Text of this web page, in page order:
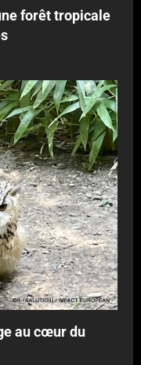
forêt tropicale
au cœur du